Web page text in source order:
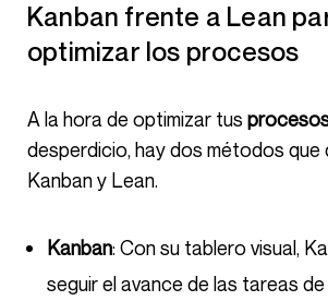
Kanban frente a Lean para
optimizar los procesos
A la hora de optimizar tus
desperdicio, hay dos métodos que
Kanban y Lean.
Kanban: Con su tablero visual,
seguir el avance de las tareas